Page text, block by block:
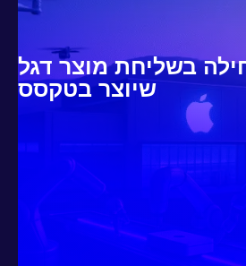
בשליחת מוצר דגל
שיוצר בטקסס